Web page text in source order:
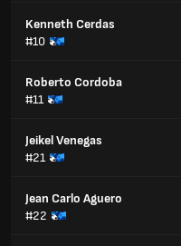
Kenneth Cerdas
#10
Roberto Cordoba
#11
Jeikel Venegas
#21
Jean Carlo Aguero
#22